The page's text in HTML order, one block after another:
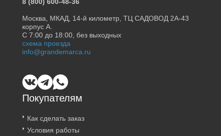
Покупателям
Как сделать заказ
Условия работы
8 (800) 600-48-36
Москва, МКАД, 14-й километр, ТЦ САДОВОД 2А-43
корпус А.
С 7:00 до 18:00, без выходных
схема проезда
info@grandemarca.ru